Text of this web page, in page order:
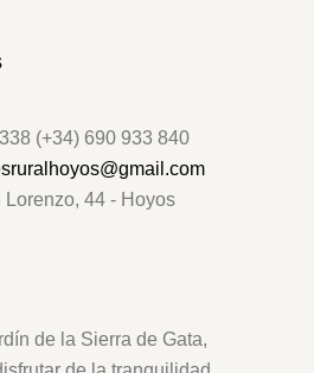
(+34) 690 933 840
Lorenzo, 44 - Hoyos
de la Sierra de Gata,